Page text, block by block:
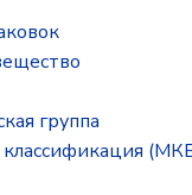
группа
классификация